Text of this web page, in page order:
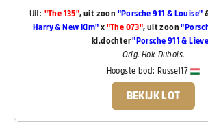
Uit: "The 135", uit zoon "Porsche 911 & Louise"
Harry & New Kim" x "The 073", uit zoon
kl.dochter"Porsche 911 &
Orig. Hok Dubois.
Hoogste bod: Russel17
BEKIJK LOT